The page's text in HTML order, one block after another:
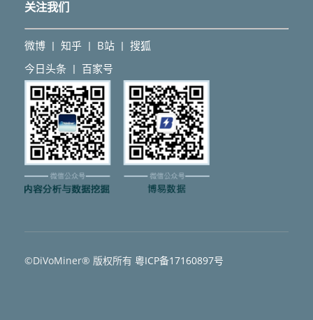
关注我们
微博 丨 知乎 丨 B站 丨 搜狐
今日头条 丨 百家号
©DiVoMiner® 版权所有 粵ICP备17160897号